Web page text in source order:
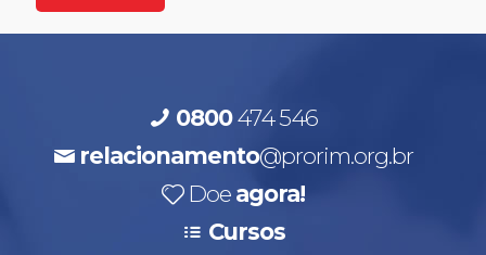
0800474 546
relacionamento@prorim.org.br
Doe agora!
Cursos